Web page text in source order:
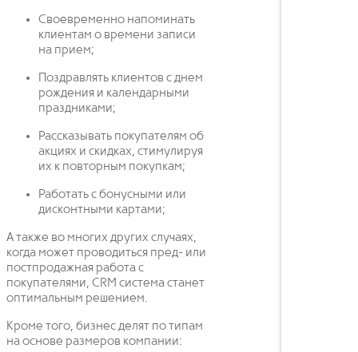
Своевременно напоминать
клиентам о времени записи
на прием;
Поздравлять клиентов с днем
рождения и календарными
праздниками;
Рассказывать покупателям об
акциях и скидках, стимулируя
их к повторным покупкам;
Работать с бонусными или
дисконтными картами;
А также во многих других случаях,
когда может проводиться пред- или
постпродажная работа с
покупателями, CRM система станет
оптимальным решением.
Кроме того, бизнес делят по типам
на основе размеров компании: